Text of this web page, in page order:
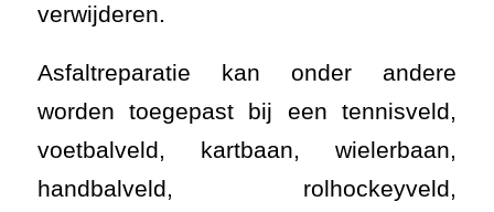
verwijderen.
Asfaltreparatie kan onder andere
worden toegepast bij een tennisveld,
voetbalveld, kartbaan, wielerbaan,
handbalveld, rolhockeyveld,